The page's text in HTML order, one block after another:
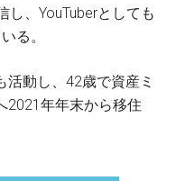
し、YouTuberとしても
る。
動し、42歳で資産ミ
2021年年末から移住